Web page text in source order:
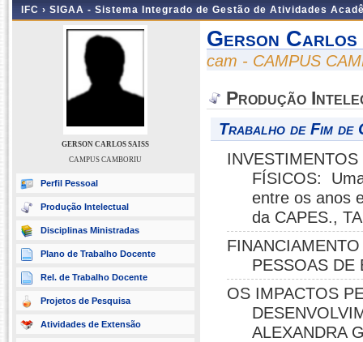
IFC › SIGAA - Sistema Integrado de Gestão de Atividades
GERSON CARLOS SAISS
CAMPUS CAMBORIU
Perfil Pessoal
Produção Intelectual
Disciplinas Ministradas
Plano de Trabalho Docente
Rel. de Trabalho Docente
Projetos de Pesquisa
Atividades de Extensão
Gerson Carlos
cam - CAMPUS
Produção
Trabalho de Fim de
FÍSICOS:
entre os anos
da CAPES.,
PESSOAS DE
OS IMPACTOS
ALEXANDRA